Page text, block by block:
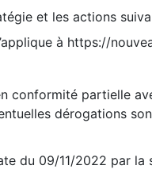
et les actions
à https://
conformité partielle
dérogations
du 09/11/2022 par